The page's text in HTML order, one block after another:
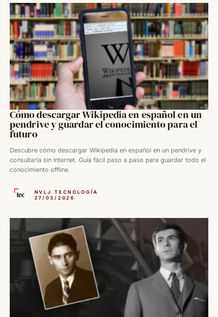
Cómo descargar Wikipedia en español en un
pendrive y guardar el conocimiento para el
futuro
Descubre cómo descargar Wikipedia en español en un pendrive y
consultarla sin Internet. Guía fácil paso a paso para guardar todo el
conocimiento offline.
NVLJ TECNOLOGÍA
27/03/2026